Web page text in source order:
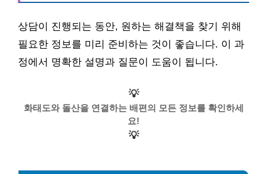
상담이 진행되는 동안, 원하는 해결책을 찾기 위해
필요한 정보를 미리 준비하는 것이 좋습니다. 이 과
정에서 명확한 설명과 질문이 도움이 됩니다.
💡
화태도와 돌산을 연결하는 배편의 모든 정보를 확인하세
요!
💡